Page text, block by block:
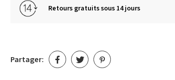
Retours gratuits sous 14 jours
Partager: